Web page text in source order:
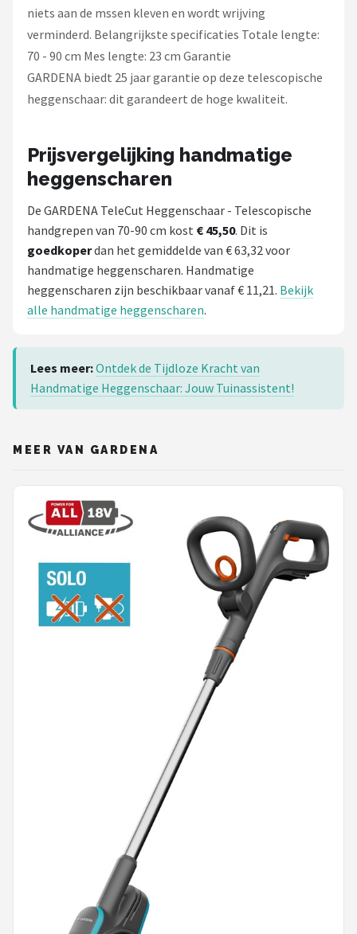
niets aan de mssen kleven en wordt wrijving
verminderd. Belangrijkste specificaties Totale lengte:
70 - 90 cm Mes lengte: 23 cm Garantie
GARDENA biedt 25 jaar garantie op deze telescopische
heggenschaar: dit garandeert de hoge kwaliteit.
Prijsvergelijking handmatige
heggenscharen
De GARDENA TeleCut Heggenschaar - Telescopische
handgrepen van 70-90 cm kost € 45,50. Dit is
goedkoperdan het gemiddelde van € 63,32 voor
handmatige heggenscharen. Handmatige
heggenscharen zijn beschikbaar vanaf € 11,21. Bekijk
alle handmatige heggenscharen.
Lees meer:Ontdek de Tijdloze Kracht van
Handmatige Heggenschaar: Jouw Tuinassistent!
MEER VAN GARDENA